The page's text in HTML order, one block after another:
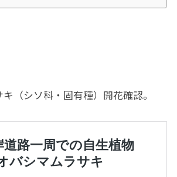
（シソ科・固有種）開花確認。